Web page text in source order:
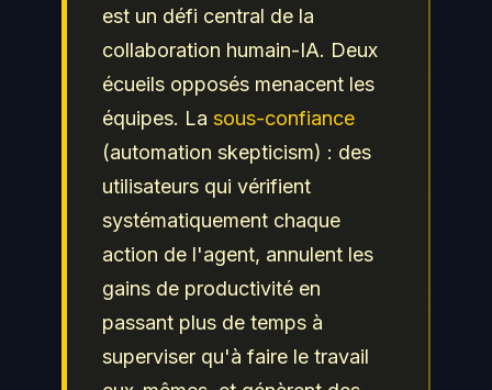
est un défi central de la
collaboration humain-IA. Deux
écueils opposés menacent les
équipes. La sous-confiance
(automation skepticism) : des
utilisateurs qui vérifient
systématiquement chaque
action de l'agent, annulent les
gains de productivité en
passant plus de temps à
superviser qu'à faire le travail